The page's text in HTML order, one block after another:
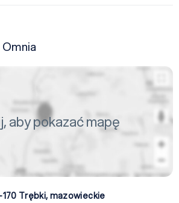
aby pokazać mapę
Trębki, mazowieckie